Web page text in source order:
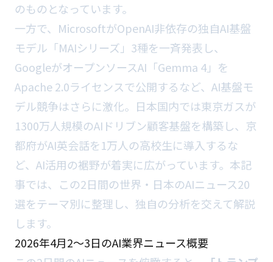
のものとなっています。
一方で、MicrosoftがOpenAI非依存の独自AI基盤
モデル「MAIシリーズ」3種を一斉発表し、
GoogleがオープンソースAI「Gemma 4」を
Apache 2.0ライセンスで公開するなど、AI基盤モ
デル競争はさらに激化。日本国内では東京ガスが
1300万人規模のAIドリブン顧客基盤を構築し、京
都府がAI英会話を1万人の高校生に導入するな
ど、AI活用の裾野が着実に広がっています。本記
事では、この2日間の世界・日本のAIニュース20
選をテーマ別に整理し、独自の分析を交えて解説
します。
2026年4月2〜3日のAI業界ニュース概要